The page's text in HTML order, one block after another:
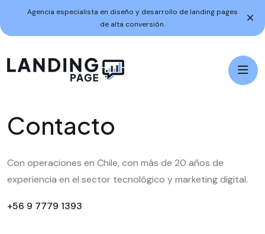
Agencia especialista en diseño y desarrollo de landing pages
de alta conversión.
Contacto
Con operaciones en Chile, con más de 20 años de
experiencia en el sector tecnológico y marketing digital.
+56 9 7779 1393